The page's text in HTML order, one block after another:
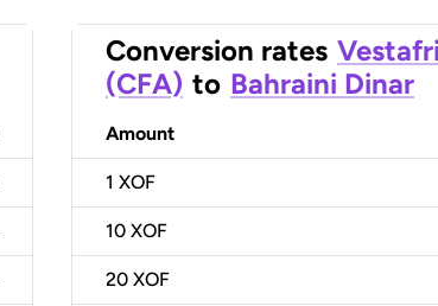
Conversion rates
(CFA) to Bahraini Dinar
Amount
1 XOF
10 XOF
20 XOF